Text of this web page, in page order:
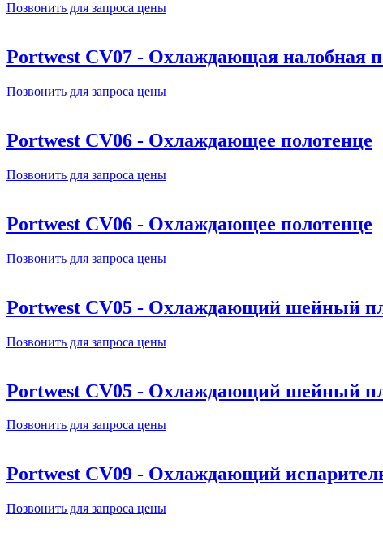
Позвонить для запроса цены
Portwest CV07 - Охлаждающая налобная
Позвонить для запроса цены
Portwest CV06 - Охлаждающее полотенце
Позвонить для запроса цены
Portwest CV06 - Охлаждающее полотенце
Позвонить для запроса цены
Portwest CV05 - Охлаждающий шейный
Позвонить для запроса цены
Portwest CV05 - Охлаждающий шейный
Позвонить для запроса цены
Portwest CV09 - Охлаждающий
Позвонить для запроса цены